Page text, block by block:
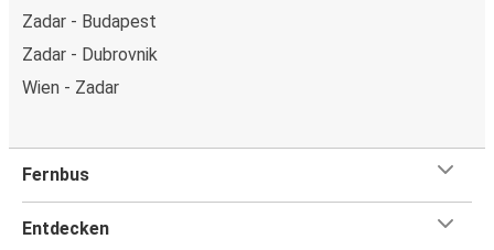
Zadar - Budapest
Zadar - Dubrovnik
Wien - Zadar
Fernbus
Entdecken